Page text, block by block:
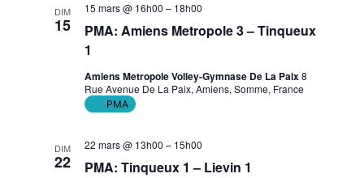
DIM
15
PMA: Amiens Metropole 3 – Tinqueux
1
15 mars @ 16h00 – 18h00
Amiens Metropole Volley-Gymnase De La Paix8
Rue Avenue De La Paix, Amiens, Somme, France
PMA
DIM
22 PMA: Tinqueux 1 – Lievin 1
22 mars @ 13h00 – 15h00